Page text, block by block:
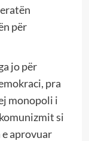
për
jo për
pra
monopoli i
si
aprovuar